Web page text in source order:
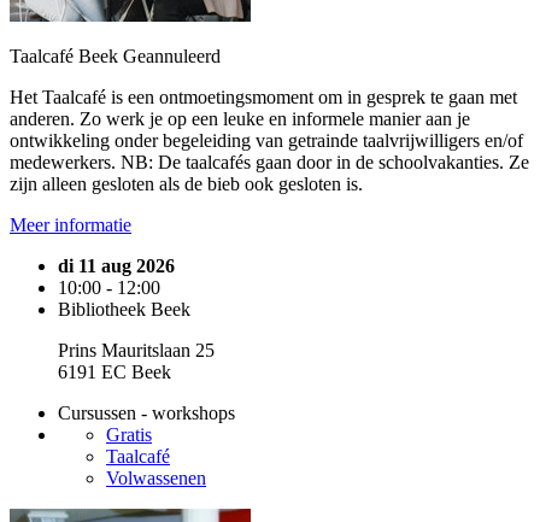
Taalcafé Beek Geannuleerd
Het Taalcafé is een ontmoetingsmoment om in gesprek te gaan met
anderen. Zo werk je op een leuke en informele manier aan je
ontwikkeling onder begeleiding van getrainde taalvrijwilligers en/of
medewerkers. NB: De taalcafés gaan door in de schoolvakanties. Ze
zijn alleen gesloten als de bieb ook gesloten is.
Meer informatie
di 11 aug 2026
10:00 - 12:00
Bibliotheek Beek
Prins Mauritslaan 25
6191 EC Beek
Cursussen - workshops
Gratis
Taalcafé
Volwassenen